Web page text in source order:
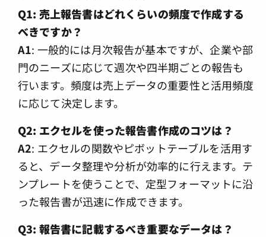
Q1: 売上報告書はどれくらいの頻度で作成する
べきですか？
A1: 一般的には月次報告が基本ですが、企業や部
門のニーズに応じて週次や四半期ごとの報告も
行います。頻度は売上データの重要性と活用頻度
に応じて決定します。
Q2: エクセルを使った報告書作成のコツは？
A2: エクセルの関数やピボットテーブルを活用す
ると、データ整理や分析が効率的に行えます。テ
ンプレートを使うことで、定型フォーマットに沿
った報告書が迅速に作成できます。
Q3: 報告書に記載するべき重要なデータは？